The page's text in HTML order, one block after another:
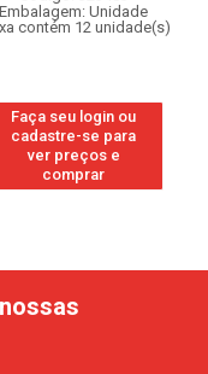
Embalagem: Unidade
contém 12 unidade(s)
Faça seu login ou
cadastre-se para
ver preços e
comprar